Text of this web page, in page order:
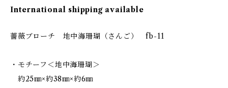
International shipping available
薔薇ブローチ 地中海珊瑚（さんご） fb-11
・モチーフ＜地中海珊瑚＞
約25㎜×約38㎜×約6㎜